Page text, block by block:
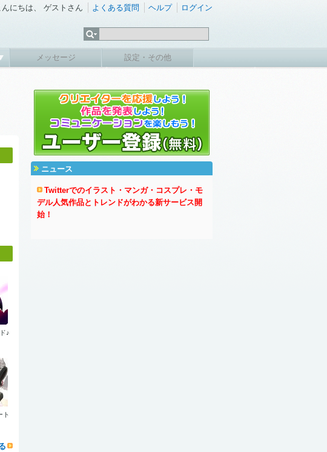
んにちは、 ゲストさん よくある質問 ヘルプ ログイン
メッセージ 設定・その他
♪
ト
ニュース
Twitterでのイラスト・マンガ・コスプレ・モ
デル人気作品とトレンドがわかる新サービス開
始！